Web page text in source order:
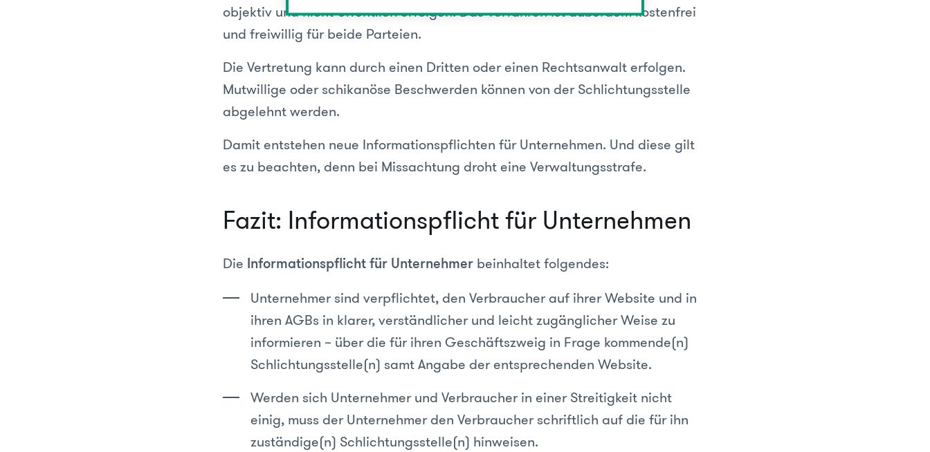
objektiv und nicht-öffentlich erfolgen. Das Verfahren ist außerdem kostenfrei
und freiwillig für beide Parteien.
Die Vertretung kann durch einen Dritten oder einen Rechtsanwalt erfolgen.
Mutwillige oder schikanöse Beschwerden können von der Schlichtungsstelle
abgelehnt werden.
Damit entstehen neue Informationspflichten für Unternehmen. Und diese gilt
es zu beachten, denn bei Missachtung droht eine Verwaltungsstrafe.
Fazit: Informationspflicht für Unternehmen
Die Informationspflicht für Unternehmer beinhaltet folgendes:
Unternehmer sind verpflichtet, den Verbraucher auf ihrer Website und in
ihren AGBs in klarer, verständlicher und leicht zugänglicher Weise zu
informieren – über die für ihren Geschäftszweig in Frage kommende(n)
Schlichtungsstelle(n) samt Angabe der entsprechenden Website.
Werden sich Unternehmer und Verbraucher in einer Streitigkeit nicht
einig, muss der Unternehmer den Verbraucher schriftlich auf die für ihn
zuständige(n) Schlichtungsstelle(n) hinweisen.